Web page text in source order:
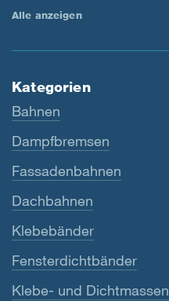
Alle anzeigen
Kategorien
Bahnen
Dampfbremsen
Fassadenbahnen
Dachbahnen
Klebebänder
Fensterdichtbänder
Klebe- und Dichtmassen